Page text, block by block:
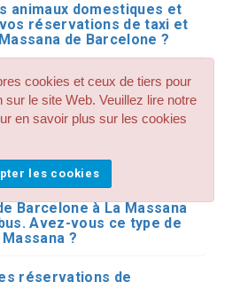
animaux domestiques et
vos réservations de taxi et
de Barcelone ?
spéciaux avec une
des personnes
fauteuils roulants
transferts privés à
ville de Barcelone à La
privé à partir de
Barcelone à La Massana
Avez-vous ce type de
?
réservations de
cookies et ceux de tiers pour
sur le site Web. Veuillez lire notre
en savoir plus sur les cookies
les cookies